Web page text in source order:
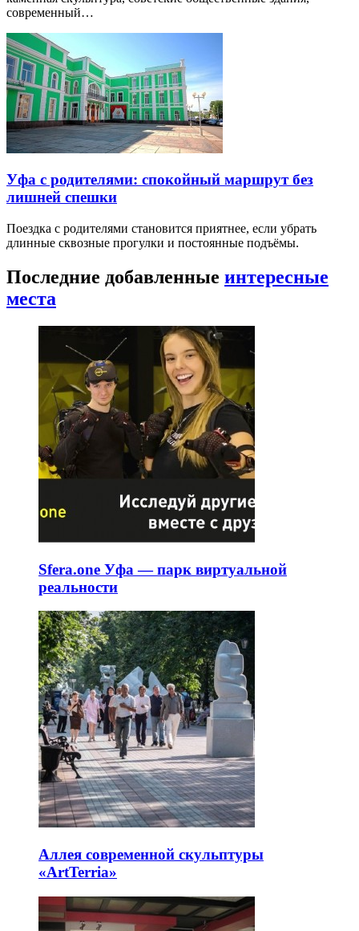
современный…
Уфа с родителями: спокойный маршрут без
лишней спешки
Поездка с родителями становится приятнее, если убрать
длинные сквозные прогулки и постоянные подъёмы.
Последние добавленные интересные
места
Sfera.one Уфа — парк виртуальной
реальности
Аллея современной скульптуры
«ArtTerria»